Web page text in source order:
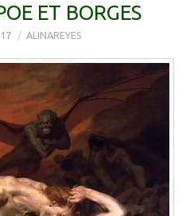
ET BORGES
ALINAREYES